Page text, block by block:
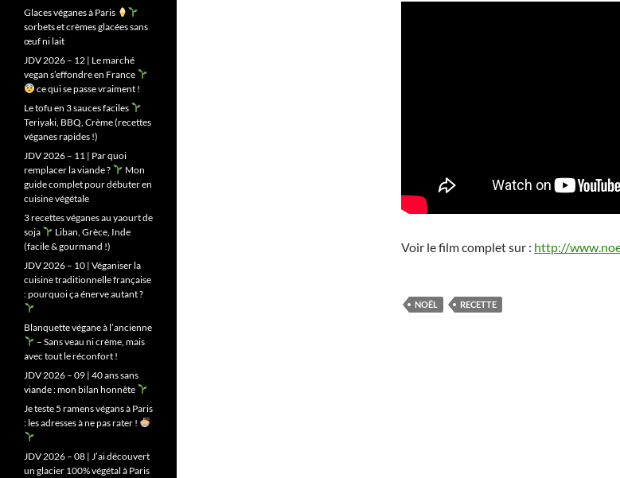
Voir le film complet sur : http://
NOËL RECETTE
Glaces véganes à Paris
sorbets et crèmes glacées sans
œuf ni lait
JDV 2026 – 12 | Le marché
vegan s’effondre en France
ce qui se passe vraiment !
Le tofu en 3 sauces faciles
Teriyaki, BBQ, Crème (recettes
véganes rapides !)
JDV 2026 – 11 | Par quoi
remplacer la viande ?
Mon
guide complet pour débuter en
cuisine végétale
3 recettes véganes au yaourt de
soja
Liban, Grèce, Inde
(facile & gourmand !)
JDV 2026 – 10 | Véganiser la
cuisine traditionnelle française
: pourquoi ça énerve autant ?
Blanquette végane à l’ancienne
– Sans veau ni crème, mais
avec tout le réconfort !
JDV 2026 – 09 | 40 ans sans
viande : mon bilan honnête
Je teste 5 ramens végans à Paris
: les adresses à ne pas rater !
JDV 2026 – 08 | J’ai découvert
un glacier 100% végétal à Paris